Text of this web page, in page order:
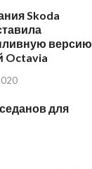
Skoda
версию
Octavia
для